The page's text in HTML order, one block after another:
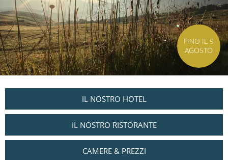
FINO IL 9
AGOSTO
IL NOSTRO HOTEL
IL NOSTRO RISTORANTE
CAMERE & PREZZI